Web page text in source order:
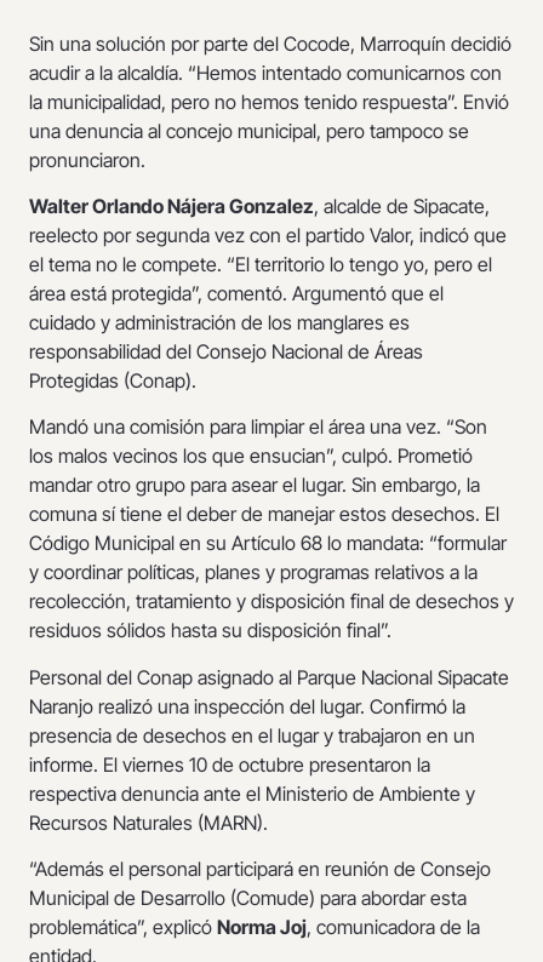
Sin una solución por parte del Cocode, Marroquín decidió
acudir a la alcaldía. “Hemos intentado comunicarnos con
la municipalidad, pero no hemos tenido respuesta”. Envió
una denuncia al concejo municipal, pero tampoco se
pronunciaron.
Walter Orlando Nájera Gonzalez, alcalde de Sipacate,
reelecto por segunda vez con el partido Valor, indicó que
el tema no le compete. “El territorio lo tengo yo, pero el
área está protegida”, comentó. Argumentó que el
cuidado y administración de los manglares es
responsabilidad del Consejo Nacional de Áreas
Protegidas (Conap).
Mandó una comisión para limpiar el área una vez. “Son
los malos vecinos los que ensucian”, culpó. Prometió
mandar otro grupo para asear el lugar. Sin embargo, la
comuna sí tiene el deber de manejar estos desechos. El
Código Municipal en su Artículo 68 lo mandata: “formular
y coordinar políticas, planes y programas relativos a la
recolección, tratamiento y disposición final de desechos y
residuos sólidos hasta su disposición final”.
Personal del Conap asignado al Parque Nacional Sipacate
Naranjo realizó una inspección del lugar. Confirmó la
presencia de desechos en el lugar y trabajaron en un
informe. El viernes 10 de octubre presentaron la
respectiva denuncia ante el Ministerio de Ambiente y
Recursos Naturales (MARN).
“Además el personal participará en reunión de Consejo
Municipal de Desarrollo (Comude) para abordar esta
problemática”, explicó Norma Joj, comunicadora de la
entidad.